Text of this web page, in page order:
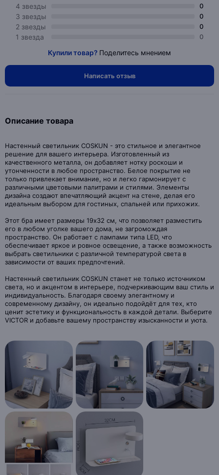
4 звезды 0
3 звезды 0
2 звезды 0
1 звезда 0
Купили товар? Поделитесь мнением
Написать отзыв
Описание товара
Настенный светильник COSKUN - это стильное и элегантное
решение для вашего интерьера. Изготовленный из
качественного металла, он добавляет нотку роскоши и
утонченности в любое пространство. Белое покрытие не
только привлекает внимание, но и легко гармонирует с
различными цветовыми палитрами и стилями. Элементы
дизайна создают впечатляющий акцент на стене, делая его
идеальным выбором для гостиных, спальней или прихожих.
Этот бра имеет размеры 19х32 см, что позволяет разместить
его в любом уголке вашего дома, не загромождая
пространство. Он работает с лампами типа LED, что
обеспечивает яркое и ровное освещение, а также возможность
выбрать светильники с различной температурой света в
зависимости от ваших предпочтений.
Настенный светильник COSKUN станет не только источником
света, но и акцентом в интерьере, подчеркивающим ваш стиль и
индивидуальность. Благодаря своему элегантному и
современному дизайну, он идеально подойдёт для тех, кто
ценит эстетику и функциональность в каждой детали. Выберите
VICTOR и добавьте вашему пространству изысканности и уюта.